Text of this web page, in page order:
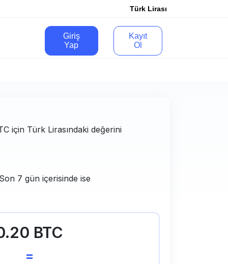
Türk Lirası
Giriş
Yap
Kayıt
Ol
için Türk Lirasındaki değerini
7 gün içerisinde ise
BTC
=